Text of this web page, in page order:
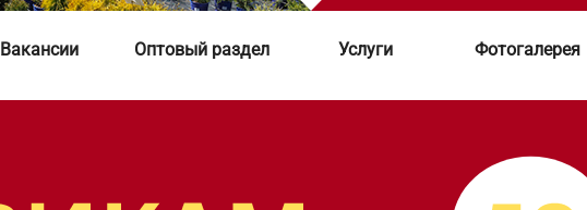
Вакансии Оптовый раздел Услуги Фотогалерея